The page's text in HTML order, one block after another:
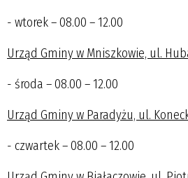
- wtorek – 08.00 – 12.00
Urząd Gminy w Mniszkowie, ul.
- środa – 08.00 – 12.00
Urząd Gminy w Paradyżu, ul.
- czwartek – 08.00 – 12.00